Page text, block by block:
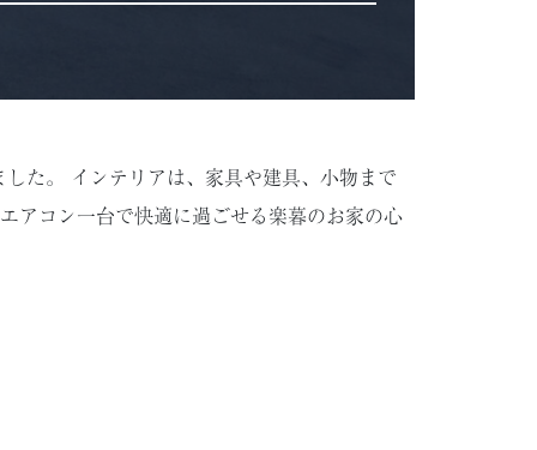
た。 インテリアは、家具や建具、小物まで
アコン一台で快適に過ごせる楽暮のお家の心